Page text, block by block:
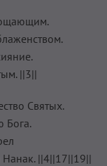
||3||
Святых.
Бога.
Нанак. ||4||17||19||